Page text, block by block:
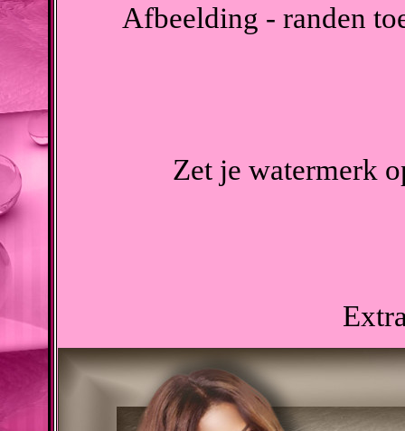
Afbeelding - randen
Zet je watermerk